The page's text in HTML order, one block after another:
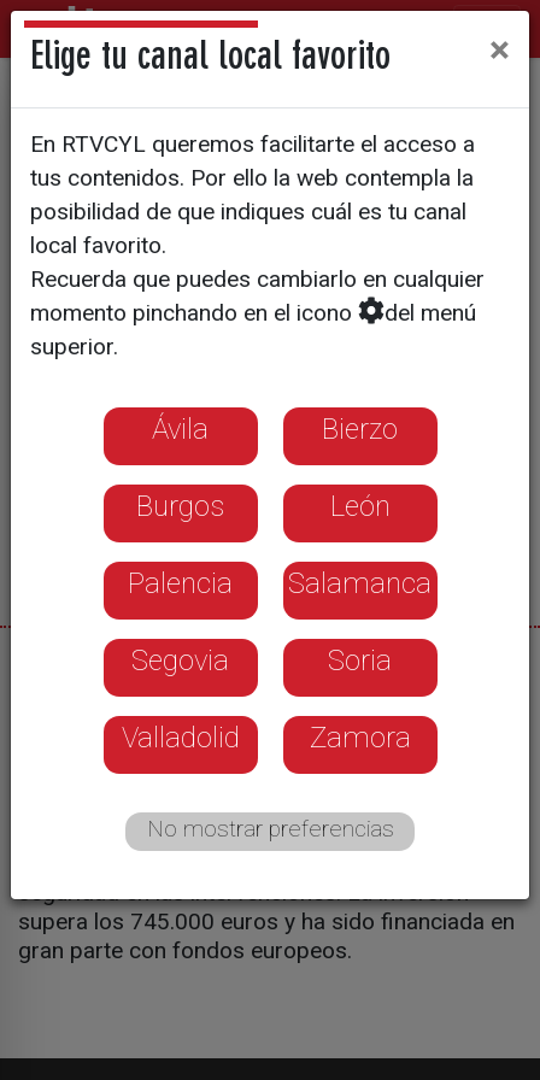
El parque provincial de
bomberos incorpora dos
nuevas autobombas
13/05/2026
La Diputación de Salamanca sigue reforzando el
servicio provincial de bomberos. Hoy ha
presentado dos nuevos vehículos autobomba
destinados a los parques de Ciudad Rodrigo y
Vitigudino. Una incorporación que permitirá
seguridad en las intervenciones. La inversión
supera los 745.000 euros y ha sido financiada en
gran parte con fondos europeos.
Elige tu canal local favorito ×
En RTVCYL queremos facilitarte el acceso a
tus contenidos. Por ello la web contempla la
posibilidad de que indiques cuál es tu canal
local favorito.
Recuerda que puedes cambiarlo en cualquier
momento pinchando en el icono
del menú
superior.
Ávila Bierzo
Burgos León
Palencia Salamanca
Segovia Soria
Valladolid Zamora
No mostrar preferencias